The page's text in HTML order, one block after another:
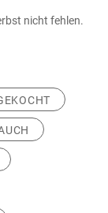
nicht fehlen.